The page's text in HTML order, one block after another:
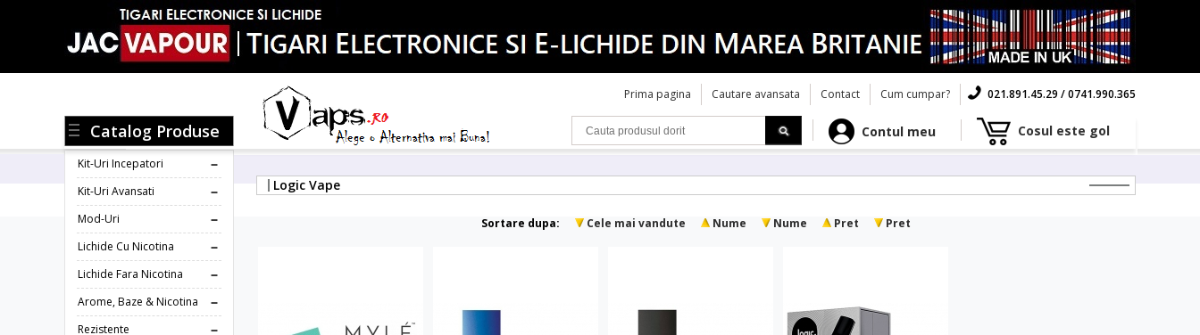
Prima pagina Cautare avansata Contact Cum cumpar? 021.891.45.29 / 0741.990.365
Contul meu Cosul este gol
Catalog Produse
Kit-Uri Incepatori
Kit-Uri Avansati
Mod-Uri
Lichide Cu Nicotina
Lichide Fara Nicotina
Arome, Baze & Nicotina
Rezistente
Logic Vape
Sortare dupa: Cele mai vandute Nume Nume Pret Pret